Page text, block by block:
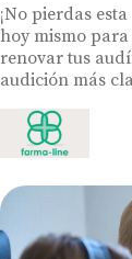
¡No pierdas
hoy mismo
renovar tus
audición más